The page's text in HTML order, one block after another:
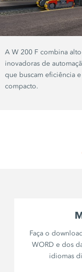
A W 200 F combina
inovadoras de
que buscam eficiência
compacto.
Faça o
WORD e dos
idiomas